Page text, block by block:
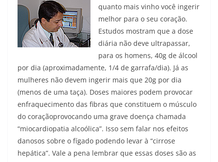
quanto mais vinho você ingerir
melhor para o seu coração.
Estudos mostram que a dose
diária não deve ultrapassar,
para os homens, 40g de álcool
por dia (aproximadamente, 1/4 de garrafa/dia). Já as
mulheres não devem ingerir mais que 20g por dia
(menos de uma taça). Doses maiores podem provocar
enfraquecimento das fibras que constituem o músculo
do coraçãoprovocando uma grave doença chamada
“miocardiopatia alcoólica”. Isso sem falar nos efeitos
danosos sobre o fígado podendo levar à “cirrose
hepática”. Vale a pena lembrar que essas doses são as